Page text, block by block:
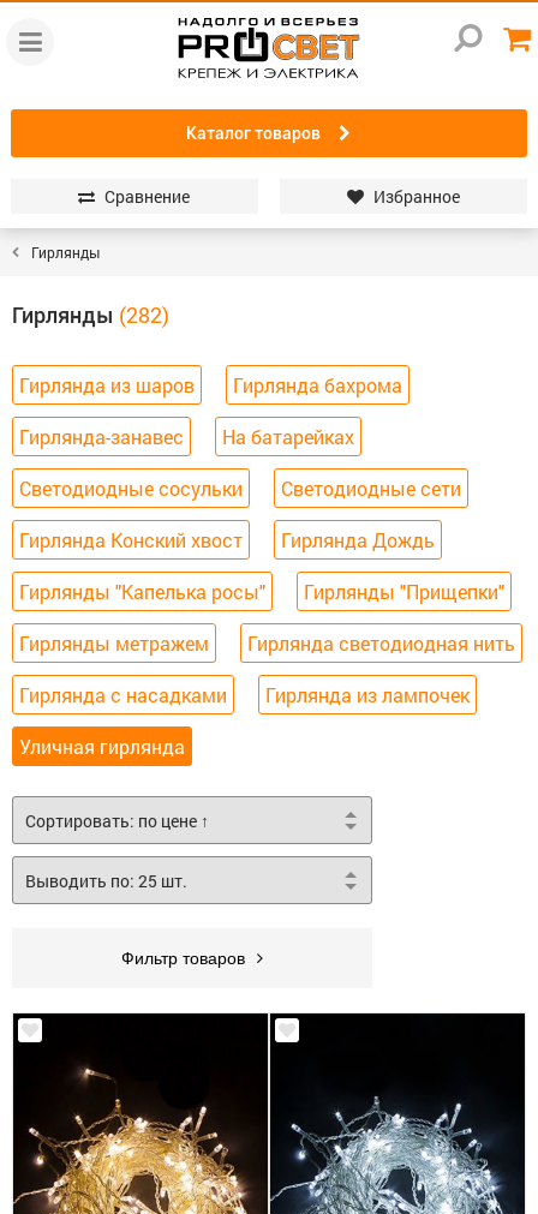
Каталог товаров
Сравнение Избранное
Гирлянды
Гирлянды
Гирлянда из шаров Гирлянда бахрома
Гирлянда-занавес На батарейках
Светодиодные сосульки Светодиодные сети
Гирлянда Конский хвост Гирлянда Дождь
Гирлянды "Капелька росы" Гирлянды "Прищепки"
Гирлянды метражем Гирлянда светодиодная нить
Гирлянда с насадками Гирлянда из лампочек
Уличная гирлянда
Фильтр товаров